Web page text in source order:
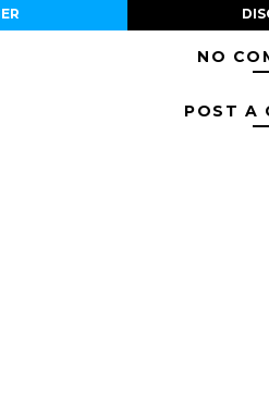
NO
POST A